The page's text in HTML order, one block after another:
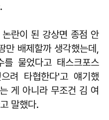
란이 된 강상면 종점 안
만 배제할까 생각했는데,
물었다고 태스크포스
려 타협한다'고 얘기했
게 아니라 무조건 김 여
말했다.